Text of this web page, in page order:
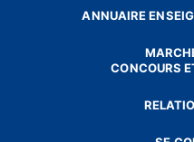
ANNUAIRE
CONCOURS